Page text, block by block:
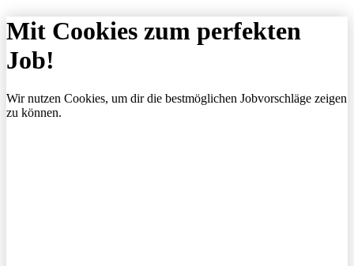
Mit Cookies zum perfekten
Job!
Wir nutzen Cookies, um dir die bestmöglichen Jobvorschläge zeigen
zu können.